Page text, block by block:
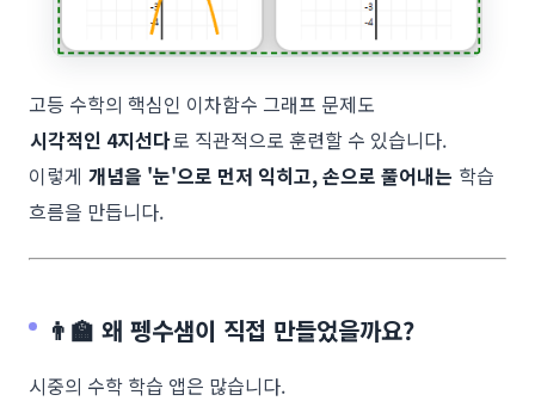
고등 수학의 핵심인 이차함수 그래프 문제도
시각적인 4지선다로 직관적으로 훈련할 수 있습니다.
이렇게 개념을 '눈'으로 먼저 익히고, 손으로 풀어내는 학습
흐름을 만듭니다.
👨‍🏫 왜 펭수샘이 직접 만들었을까요?
시중의 수학 학습 앱은 많습니다.